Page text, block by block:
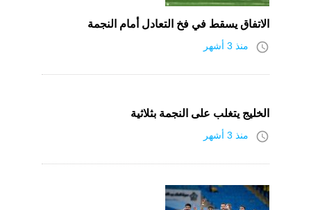
الاتفاق يسقط في فخ التعادل أمام النجمة
access_time منذ 3 أشهر
الخليج يتغلب على النجمة بثلاثية
access_time منذ 3 أشهر